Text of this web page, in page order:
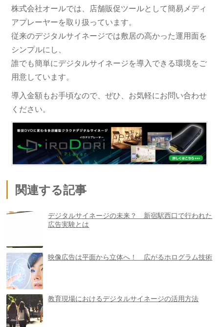
株式会社オールでは、店舗販促ツールとして簡易メディ
アプレーヤーを取り扱っています。
従来のデジタルサイネージでは敷居の高かった運用面を
シンプルにし、
誰でも簡単にデジタルサイネージを導入できる環境をご
用意しています。
導入金額もお手頃なので、ぜひ、お気軽にお問い合わせ
ください。
関連する記事
デジタルサイネージの未来？ 新宿駅西口で行われた
広告実験とは
映像広告は平面から立体へ！ 広がるホログラム技術
教育現場におけるデジタルサイネージの活用方法